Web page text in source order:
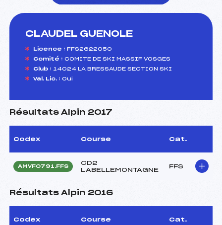
CLAUDEL GUENOLE
Licence : FFS2622050
Comité : COMITE DE SKI MASSIF VOSGES
Club : 14024 LA BRESSAUDE SECTION SKI
Val. Lic. : Oui
Résultats Alpin 2017
Codex Course Cat.
AMVF0791.FFS
CD2
LABELLEMONTAGNE
FFS
Résultats Alpin 2016
Codex Course Cat.